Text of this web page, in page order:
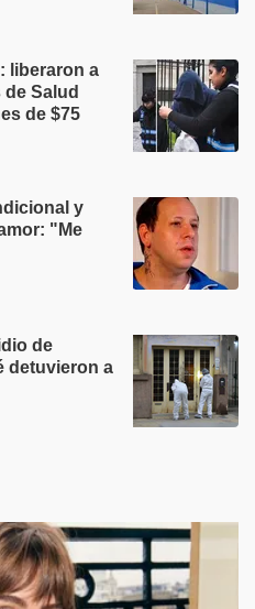
liberaron a
Salud
de $75
y
"Me
de
detuvieron a